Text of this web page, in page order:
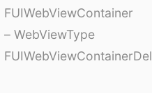
FUIWebViewContainer
– WebViewType